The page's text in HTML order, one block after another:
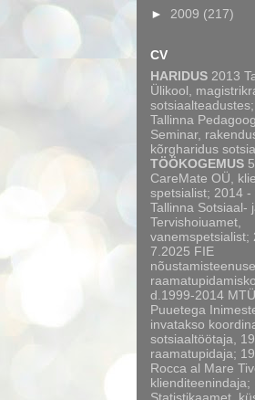
► 2009 (217)
CV
HARIDUS 2013
Ülikool,
Tallinna
Seminar,
kõrgharidus
TÖÖKOGEMUS
CareMate OÜ,
spetsialist; 2014 -
Tallinna Sotsiaal-
Tervishoiuamet,
vanemspetsialist;
7.2025 FIE
d.1999-2014
Puuetega
invatakso
sotsiaaltöötaja,
raamatupidaja;
Rocca al Mare
klienditeenindaja;
Statistikaamet,